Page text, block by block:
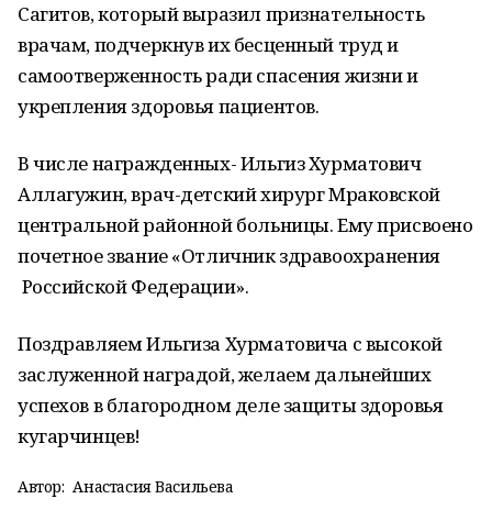
Сагитов, который выразил признательность
врачам, подчеркнув их бесценный труд и
самоотверженность ради спасения жизни и
укрепления здоровья пациентов.
В числе награжденных- Ильгиз Хурматович
Аллагужин, врач-детский хирург Мраковской
центральной районной больницы. Ему присвоено
почетное звание «Отличник здравоохранения
Российской Федерации».
Поздравляем Ильгиза Хурматовича с высокой
заслуженной наградой, желаем дальнейших
успехов в благородном деле защиты здоровья
кугарчинцев!
Автор: Анастасия Васильева